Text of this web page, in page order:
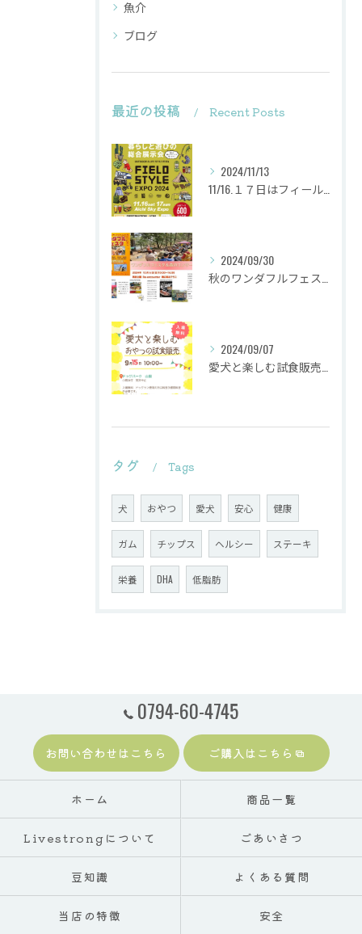
魚介
ブログ
最近の投稿 Recent Posts
2024/11/13
2024/09/30
2024/09/07
タグ Tags
犬 おやつ 愛犬 安心 健康
ガム チップス ヘルシー ステーキ
栄養 DHA 低脂肪
0794-60-4745
お問い合わせはこちら ご購入はこちら
ホーム 商品一覧
Livestrongについて ごあいさつ
豆知識 よくある質問
当店の特徴 安全